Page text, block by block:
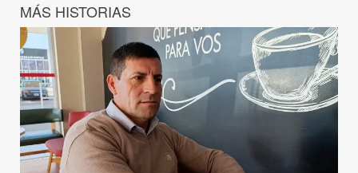
MÁS HISTORIAS